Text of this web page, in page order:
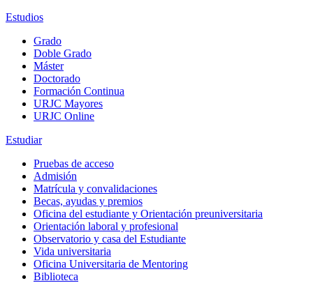
Estudios
Grado
Doble Grado
Máster
Doctorado
Formación Continua
URJC Mayores
URJC Online
Estudiar
Pruebas de acceso
Admisión
Matrícula y convalidaciones
Becas, ayudas y premios
Oficina del estudiante y Orientación preuniversitaria
Orientación laboral y profesional
Observatorio y casa del Estudiante
Vida universitaria
Oficina Universitaria de Mentoring
Biblioteca